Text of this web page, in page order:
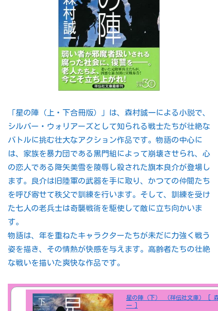
「星の陣（上・下合冊版）」は、森村誠一による小説で、
シルバー・ウォリアーズとして知られる戦士たちが壮絶な
バトルに挑む壮大なアクション作品です。物語の中心に
は、家族を暴力団である黒門組によって崩壊させられ、心
の恋人である降矢美雪を陵辱し殺された旗本良介が登場し
ます。良介は旧陸軍の武器を手に取り、かつての仲間たち
を呼び寄せて秩父で訓練を行います。そして、訓練を受け
た七人の老兵士は奇襲戦術を駆使して敵に立ち向かいま
す。
物語は、年を重ねたキャラクターたちが未だに力強く戦う
姿を描き、その情熱が快感を与えます。高齢者たちの壮絶
な戦いを描いた爽快な作品です。
星の陣（下） （祥伝社文庫） [
一 ]